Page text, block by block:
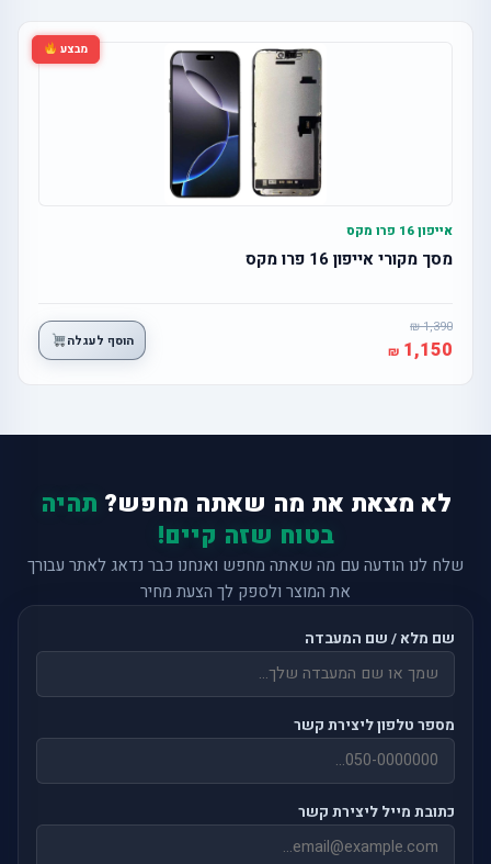
מבצע
אייפון 16 פרו מקס
מסך מקורי אייפון 16 פרו מקס
1,390
1,150 הוסף לעגלה
לא מצאת את מה שאתה מחפש? תהיה
בטוח שזה קיים!
שלח לנו הודעה עם מה שאתה מחפש ואנחנו כבר נדאג לאתר עבורך
את המוצר ולספק לך הצעת מחיר
שם מלא / שם המעבדה
מספר טלפון ליצירת קשר
כתובת מייל ליצירת קשר